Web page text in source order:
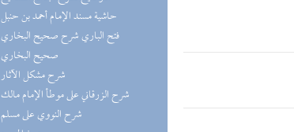
(20) حاشية مسند الإمام أحمد بن حنبل
(20) فتح الباري شرح صحيح البخاري
(19) صحيح البخاري
(18) شرح مشكل الآثار
(14) شرح الزرقاني على موطأ الإمام مالك
(11) شرح النووي على مسلم